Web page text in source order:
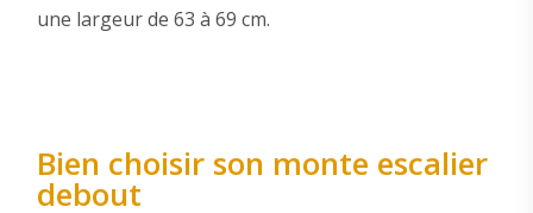
une largeur de 63 à 69 cm.
Bien choisir son monte escalier
debout